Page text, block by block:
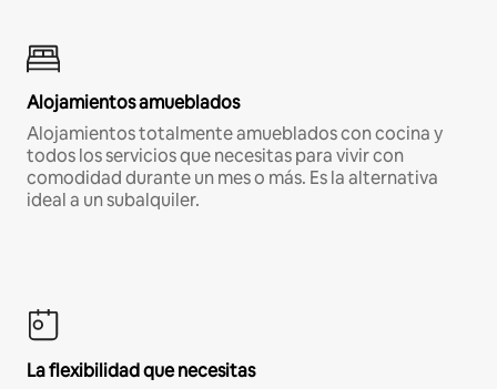
Alojamientos amueblados
Alojamientos totalmente amueblados con cocina y
todos los servicios que necesitas para vivir con
comodidad durante un mes o más. Es la alternativa
ideal a un subalquiler.
La flexibilidad que necesitas